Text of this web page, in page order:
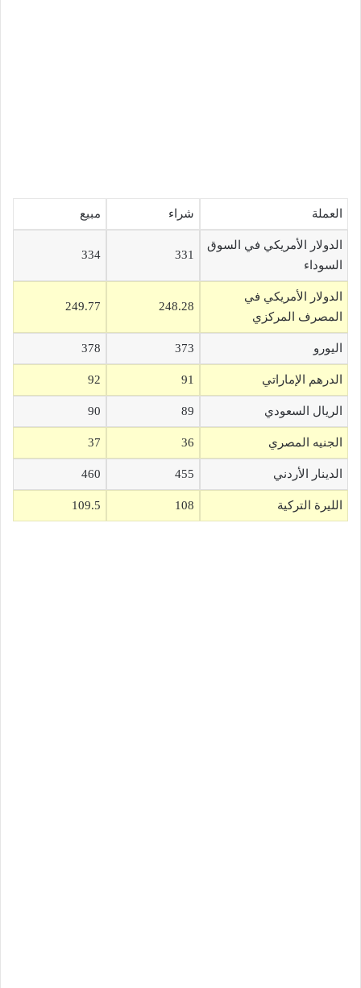
العملة شراء مبيع
الدولار الأمريكي في السوق
السوداء
331
334
الدولار الأمريكي في
المصرف المركزي
248.28
249.77
اليورو 373
378
الدرهم الإماراتي 91
92
الريال السعودي 89
90
الجنيه المصري 36
37
الدينار الأردني 455
460
الليرة التركية 108
109.5